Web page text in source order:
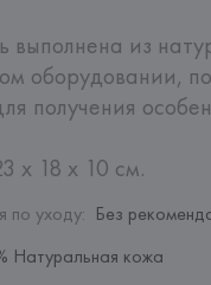
выполнена из
оборудовании,
получения
x 18 x 10 см.
по уходу: Без
Натуральная кожа